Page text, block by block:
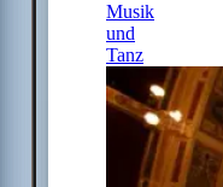
Musik
und
Tanz